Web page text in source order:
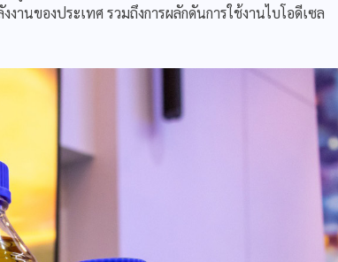
นของประเทศ รวมถึงการผลักดันการใช้งานไบโอดีเซล